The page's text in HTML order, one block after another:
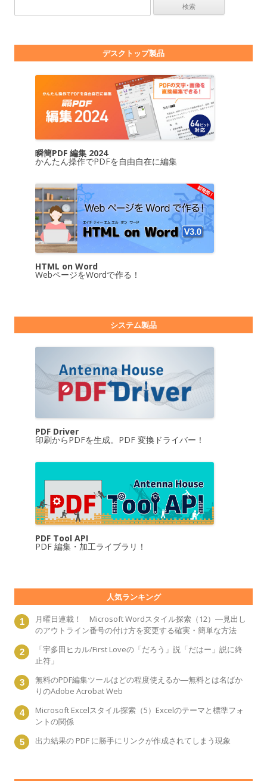
デスクトップ製品
瞬簡PDF 編集 2024
かんたん操作でPDFを自由自在に編集
HTML on Word
WebページをWordで作る！
システム製品
PDF Driver
印刷からPDFを生成。PDF 変換ドライバー！
PDF Tool API
PDF 編集・加工ライブラリ！
人気ランキング
月曜日連載！ Microsoft Wordスタイル探索（12）―見出し
のアウトライン番号の付け方を変更する確実・簡単な方法
「宇多田ヒカル/First Loveの「だろう」説「だはー」説に終
止符」
無料のPDF編集ツールはどの程度使えるか―無料とは名ばか
りのAdobe Acrobat Web
Microsoft Excelスタイル探索（5）Excelのテーマと標準フォ
ントの関係
出力結果の PDF に勝手にリンクが作成されてしまう現象